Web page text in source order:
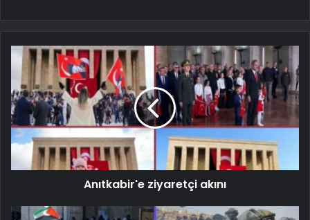
Anıtkabir'e ziyaretçi akını